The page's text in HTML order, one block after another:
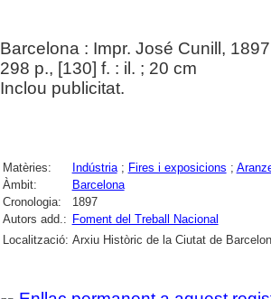
Barcelona : Impr. José Cunill, 1897
298 p., [130] f. : il. ; 20 cm
Inclou publicitat.
Matèries: Indústria; Fires i exposicions ;
Àmbit:
Barcelona
Cronologia:
1897
Autors add.: Foment del Treball Nacional
Localització: Arxiu Històric de la Ciutat de